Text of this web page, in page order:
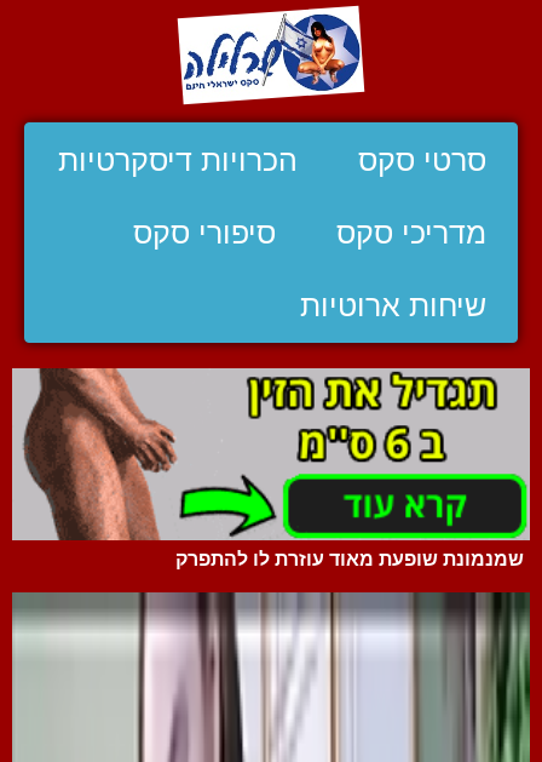
סרטי סקס הכרויות דיסקרטיות
מדריכי סקס סיפורי סקס
שיחות ארוטיות
שמנמונת שופעת מאוד עוזרת לו להתפרק